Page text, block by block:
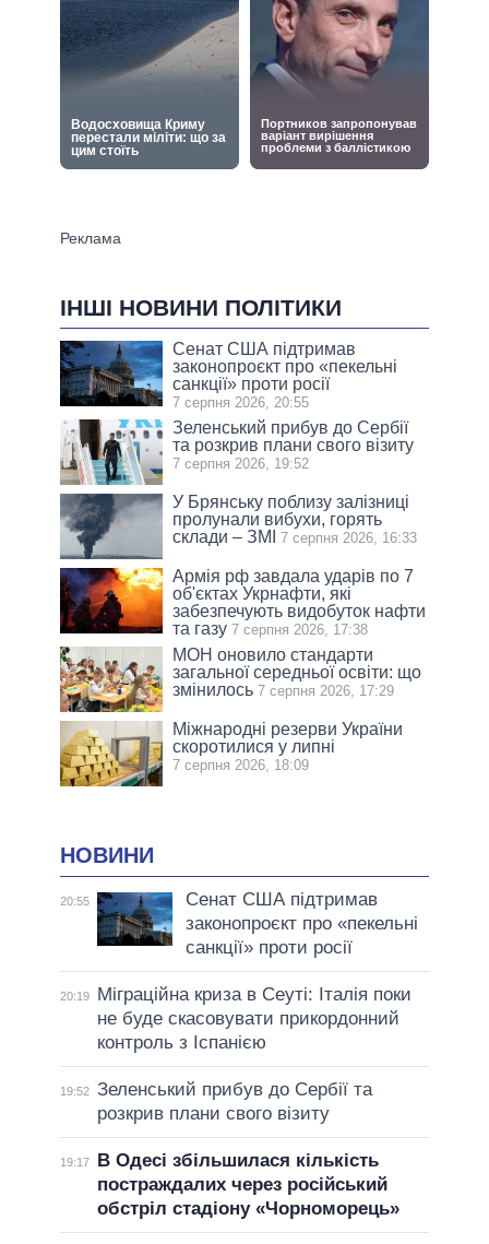
ІНШІ НОВИНИ ПОЛІТИКИ
Сенат США підтримав
законопроєкт про «пекельні
санкції» проти росії
7 серпня 2026, 20:55
Зеленський прибув до Сербії
та розкрив плани свого візиту
7 серпня 2026, 19:52
У Брянську поблизу залізниці
пролунали вибухи, горять
склади – ЗМІ
7 серпня 2026, 16:33
Армія рф завдала ударів по 7
об'єктах Укрнафти, які
забезпечують видобуток нафти
та газу 7 серпня 2026, 17:38
МОН оновило стандарти
загальної середньої освіти: що
змінилось 7 серпня 2026, 17:29
Міжнародні резерви України
скоротилися у липні
7 серпня 2026, 18:09
НОВИНИ
20:55
Сенат США підтримав
законопроєкт про «пекельні
санкції» проти росії
20:19
Міграційна криза в Сеуті: Італія поки
не буде скасовувати прикордонний
контроль з Іспанією
19:52 Зеленський прибув до Сербії та
розкрив плани свого візиту
19:17
В Одесі збільшилася кількість
постраждалих через російський
обстріл стадіону «Чорноморець»